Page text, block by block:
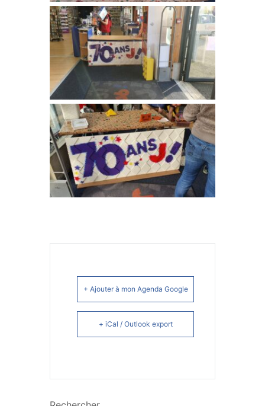
+ Ajouter à mon Agenda Google
+ iCal / Outlook export